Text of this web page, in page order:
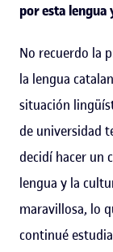
por esta
No recuerdo la
la lengua
situación
de universidad
decidí hacer un
lengua y la
maravillosa, lo
continué